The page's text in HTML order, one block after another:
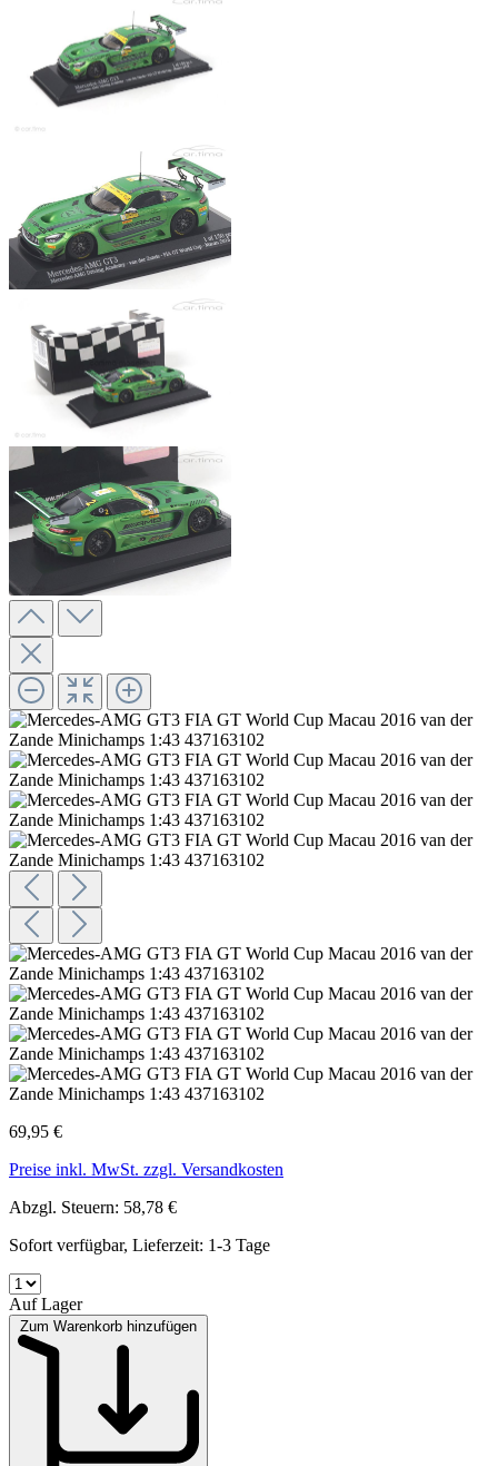
69,95 €
Preise inkl. MwSt. zzgl. Versandkosten
Abzgl. Steuern: 58,78 €
Sofort verfügbar, Lieferzeit: 1-3 Tage
Auf Lager
Zum Warenkorb hinzufügen